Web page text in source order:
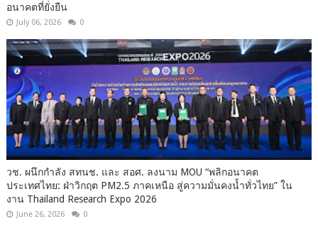
อนาคตที่ยั่งยืน
July 06, 2026 0
วช. ผนึกกำลัง สทนช. และ สอศ. ลงนาม MOU “พลิกอนาคต
ประเทศไทย: ฝ่าวิกฤต PM2.5 ภาคเหนือ สู่ความมั่นคงน้ำทั่วไทย” ใน
งาน Thailand Research Expo 2026
June 26, 2026 0